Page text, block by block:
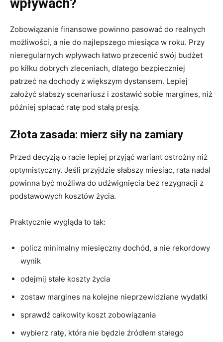
wpływach?
Zobowiązanie finansowe powinno pasować do realnych
możliwości, a nie do najlepszego miesiąca w roku. Przy
nieregularnych wpływach łatwo przecenić swój budżet
po kilku dobrych zleceniach, dlatego bezpieczniej
patrzeć na dochody z większym dystansem. Lepiej
założyć słabszy scenariusz i zostawić sobie margines, niż
później spłacać ratę pod stałą presją.
Złota zasada: mierz siły na zamiary
Przed decyzją o racie lepiej przyjąć wariant ostrożny niż
optymistyczny. Jeśli przyjdzie słabszy miesiąc, rata nadal
powinna być możliwa do udźwignięcia bez rezygnacji z
podstawowych kosztów życia.
Praktycznie wygląda to tak:
policz minimalny miesięczny dochód, a nie rekordowy
wynik
odejmij stałe koszty życia
zostaw margines na kolejne nieprzewidziane wydatki
sprawdź całkowity koszt zobowiązania
wybierz ratę, która nie będzie źródłem stałego